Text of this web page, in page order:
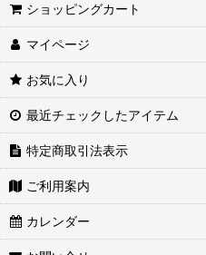
ショッピングカート
マイページ
お気に入り
最近チェックしたアイテム
特定商取引法表示
ご利用案内
カレンダー